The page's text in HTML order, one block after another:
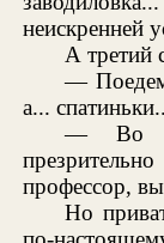
неискренней
А третий
—
а...
— Во
профессор, вы
Но